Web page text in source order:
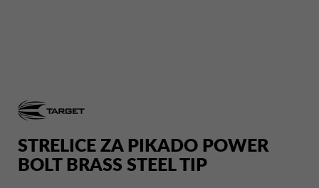
STRELICE ZA PIKADO POWER
BOLT BRASS STEEL TIP